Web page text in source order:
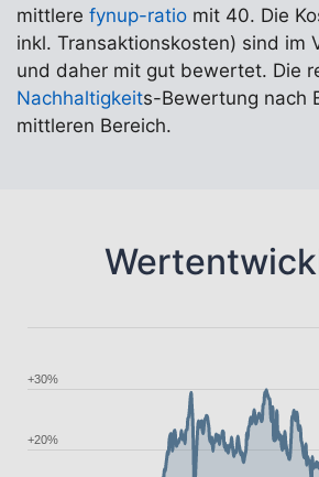
mittlere fynup-ratio mit 40. Die
inkl. Transaktionskosten) sind im
und daher mit gut bewertet. Die
Nachhaltigkeits-Bewertung nach
mittleren Bereich.
+20%
+30%